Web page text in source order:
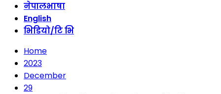
नेपालभाषा
English
भिडियो/टि भि
Home
2023
December
29